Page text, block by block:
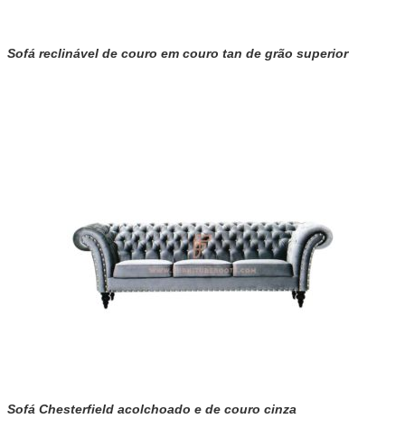
Sofá reclinável de couro em couro tan de grão superior
Sofá Chesterfield acolchoado e de couro cinza